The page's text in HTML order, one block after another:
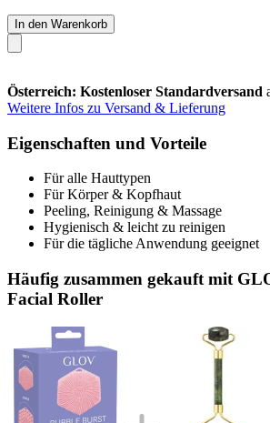
In den Warenkorb
Österreich: Kostenloser Standardversand
Weitere Infos zu Versand & Lieferung
Eigenschaften und Vorteile
Für alle Hauttypen
Für Körper & Kopfhaut
Peeling, Reinigung & Massage
Hygienisch & leicht zu reinigen
Für die tägliche Anwendung geeignet
Häufig zusammen gekauft mit
Facial Roller